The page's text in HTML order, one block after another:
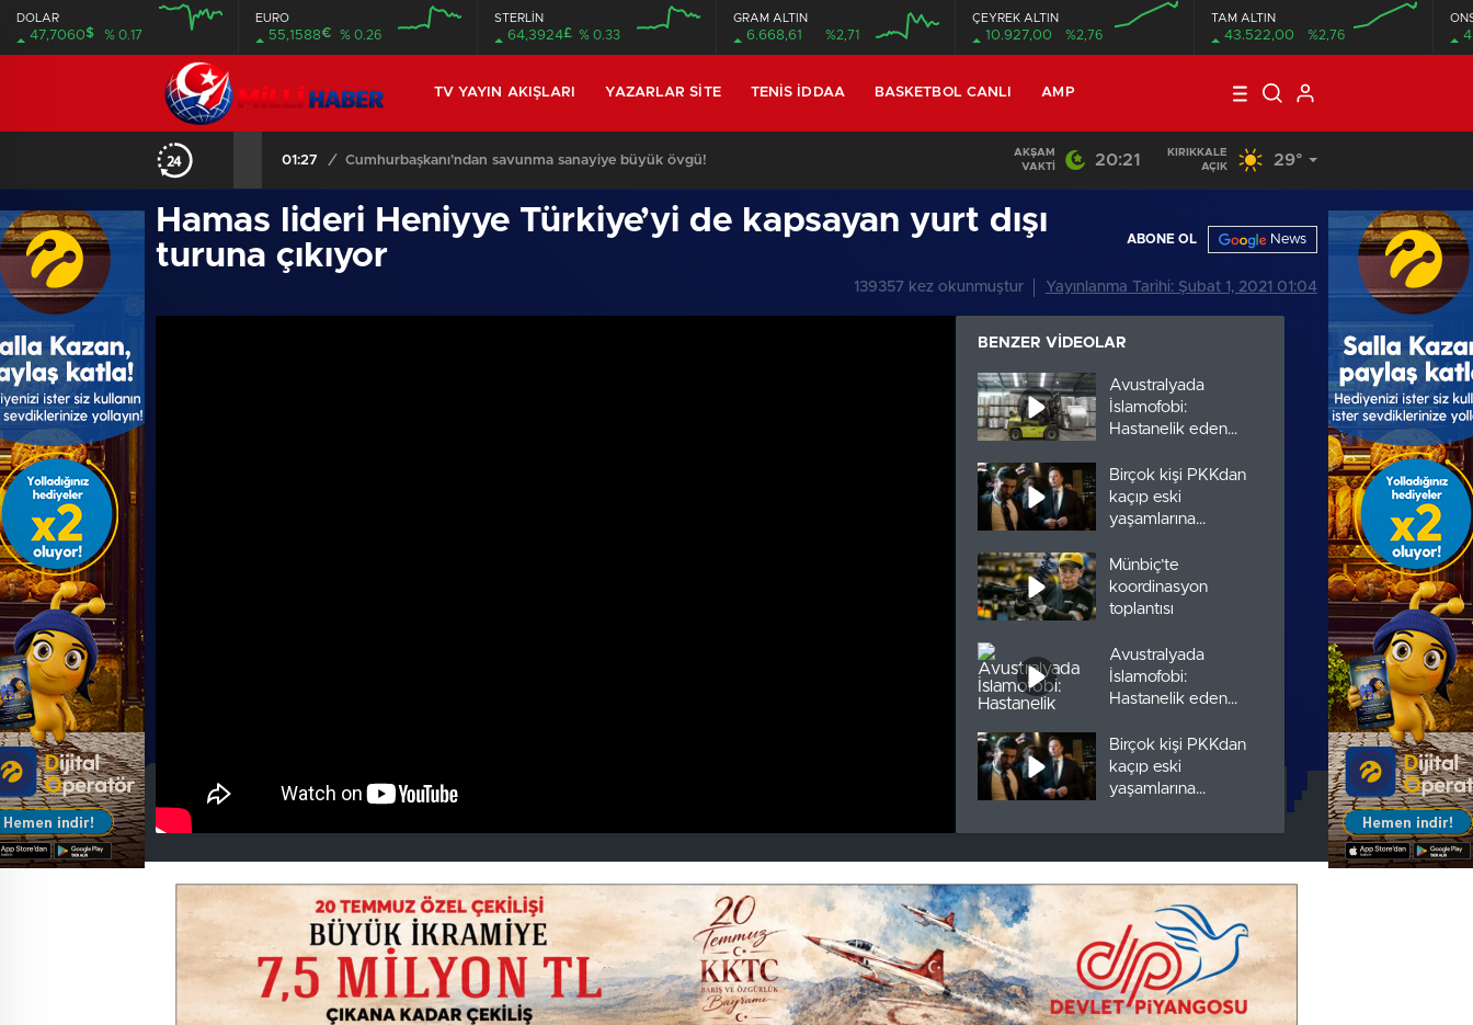
DOLAR
47,7060$ % 0.17
EURO
55,1588€ % 0.26
STERLİN
64,3924£ % 0.33
GRAM ALTIN
6.668,61 %2,71
ÇEYREK ALTIN
10.927,00 %2,76
TAM ALTIN
43.522,00 %2,76
TV YAYIN AKIŞLARI YAZARLAR SITE TENIS İDDAA BASKETBOL CANLI AMP
01:04 / Münbiç’te koordinasyon toplantısı 01:04 / Münbiç’te koordinasyon toplantısı
AKŞAM
VAKTI
20:21
KIRIKKALE
AÇIK
29°
Hamas lideri Heniyye Türkiye’yi de kapsayan yurt dışı
turuna çıkıyor
ABONE OL News
139357 kez okunmuştur Yayınlanma Tarihi: Şubat 1, 2021 01:04
BENZER VIDEOLAR
Avustralyada
İslamofobi:
Hastanelik eden
Birçok kişi PKKdan
kaçıp eski
yaşamlarına
Münbiç’te
koordinasyon
toplantısı
Avustralyada
İslamofobi:
Hastanelik eden
Birçok kişi PKKdan
kaçıp eski
yaşamlarına
Münbiç’te